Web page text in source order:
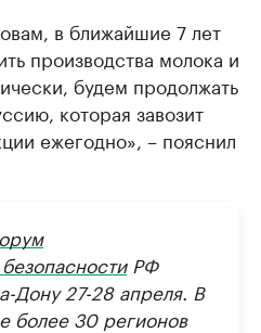
в ближайшие 7 лет
производства молока и
будем продолжать
которая завозит
ежегодно», – пояснил
РФ
Дону 27-28 апреля. В
более 30 регионов